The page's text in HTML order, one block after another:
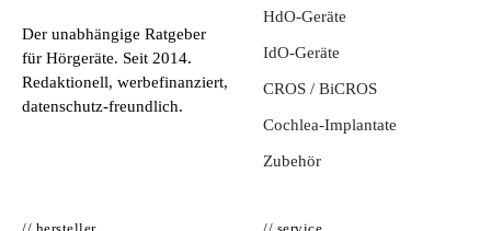
Der unabhängige Ratgeber
für Hörgeräte. Seit 2014.
Redaktionell, werbefinanziert,
datenschutz-freundlich.
HdO-Geräte
IdO-Geräte
CROS / BiCROS
Cochlea-Implantate
Zubehör